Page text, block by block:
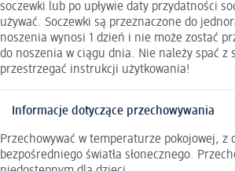
soczewki lub po upływie daty przydatności
używać. Soczewki są przeznaczone do
noszenia wynosi 1 dzień i nie może zostać
do noszenia w ciągu dnia. Nie należy spać z
przestrzegać instrukcji użytkowania!
Informacje dotyczące przechowywania
Przechowywać w temperaturze pokojowej, z
bezpośredniego światła słonecznego.